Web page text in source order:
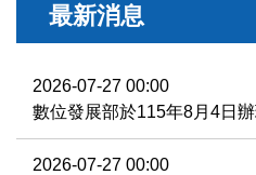
最新消息
2026-07-27 00:00
數位發展部於115年8月4日
2026-07-27 00:00